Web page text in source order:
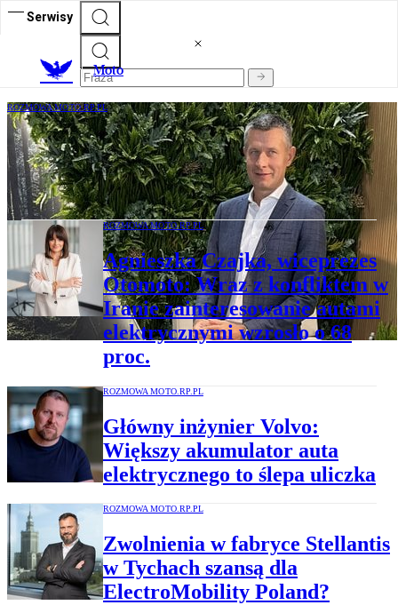
Serwisy
Moto
ROZMOWA MOTO.RP.PL
Arek Nowiński: Polska wykorzystała
szansę wzorowo, choć mamy skłonność do
niedoceniania osiągnięć
ROZMOWA MOTO.RP.PL
Agnieszka Czajka, wiceprezes
Otomoto: Wraz z konfliktem w
Iranie zainteresowanie autami
elektrycznymi wzrosło o 68
proc.
ROZMOWA MOTO.RP.PL
Główny inżynier Volvo:
Większy akumulator auta
elektrycznego to ślepa uliczka
ROZMOWA MOTO.RP.PL
Zwolnienia w fabryce Stellantis
w Tychach szansą dla
ElectroMobility Poland?